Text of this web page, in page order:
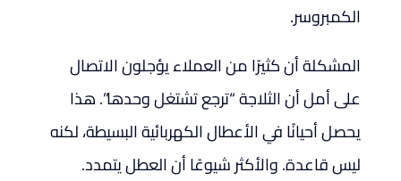
الكمبروسر.
المشكلة أن كثيرًا من العملاء يؤجلون الاتصال
على أمل أن الثلاجة “ترجع تشتغل وحدها”. هذا
يحصل أحيانًا في الأعطال الكهربائية البسيطة، لكنه
ليس قاعدة. والأكثر شيوعًا أن العطل يتمدد.